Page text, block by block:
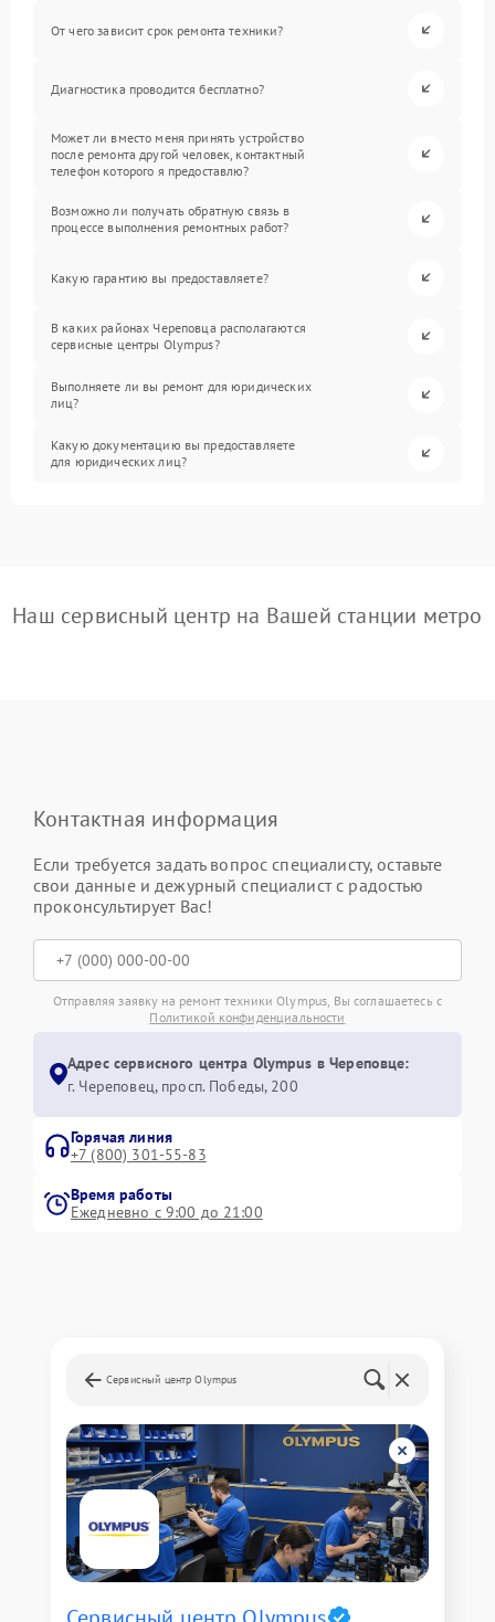
От чего зависит срок ремонта техники?
Диагностика проводится бесплатно?
Может ли вместо меня принять устройство
после ремонта другой человек, контактный
телефон которого я предоставлю?
Возможно ли получать обратную связь в
процессе выполнения ремонтных работ?
Какую гарантию вы предоставляете?
В каких районах Череповца располагаются
сервисные центры Olympus?
Выполняете ли вы ремонт для юридических
лиц?
Какую документацию вы предоставляете
для юридических лиц?
Наш сервисный центр на Вашей станции метро
Контактная информация
Если требуется задать вопрос специалисту, оставьте
свои данные и дежурный специалист с радостью
проконсультирует Вас!
Отправляя заявку на ремонт техники Olympus, Вы соглашаетесь с
Политикой конфиденциальности
Адрес сервисного центра Olympus в Череповце:
г. Череповец, просп. Победы, 200
Горячая линия
+7 (800) 301-55-83
Время работы
Ежедневно с 9:00 до 21:00
Сервисный центр Olympus